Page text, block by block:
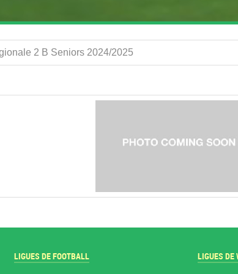
2 B Seniors 2024/2025
LIGUES DE FOOTBALL LIGUES DE